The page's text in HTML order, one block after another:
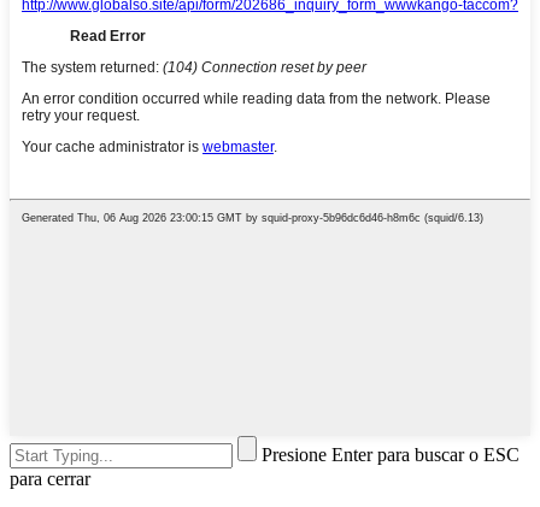
Presione Enter para buscar o ESC
para cerrar